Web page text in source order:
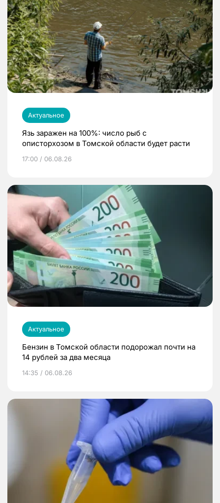
Актуальное
Язь заражен на 100%: число рыб с
описторхозом в Томской области будет расти
17:00 / 06.08.26
Актуальное
Бензин в Томской области подорожал почти на
14 рублей за два месяца
14:35 / 06.08.26